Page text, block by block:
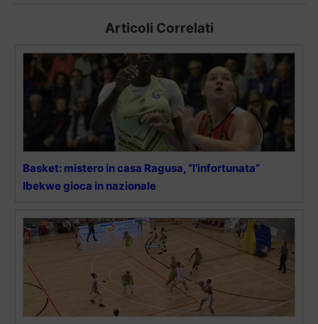
Articoli Correlati
Basket: mistero in casa Ragusa, “l’infortunata”
Ibekwe gioca in nazionale